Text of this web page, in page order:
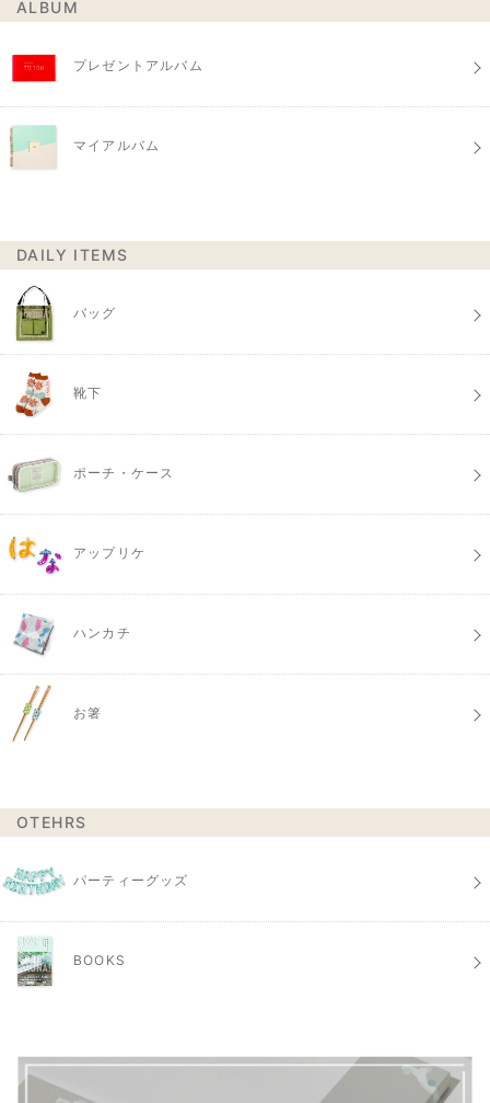
ALBUM
プレゼントアルバム
マイアルバム
DAILY ITEMS
バッグ
靴下
ポーチ・ケース
アップリケ
ハンカチ
お箸
OTEHRS
パーティーグッズ
BOOKS